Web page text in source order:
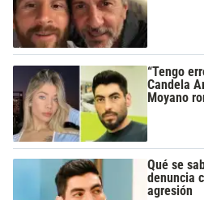
“Tengo
Candela
Moyano
Qué se
denuncia
agresión